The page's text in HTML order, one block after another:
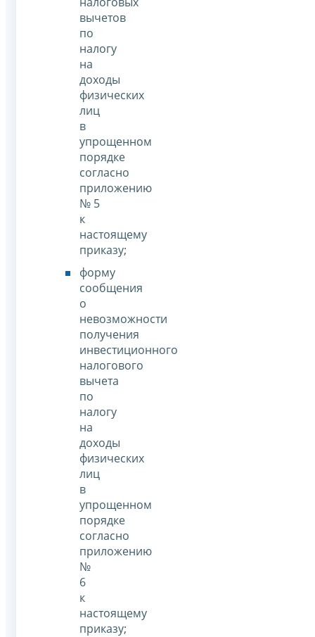
вычетов
по
налогу
на
доходы
физических
лиц
в
упрощенном
порядке
согласно
приложению
№ 5
к
настоящему
приказу;
форму
сообщения
о
невозможности
получения
инвестиционного
налогового
вычета
по
налогу
на
доходы
физических
лиц
в
упрощенном
порядке
согласно
приложению
№
6
к
настоящему
приказу;